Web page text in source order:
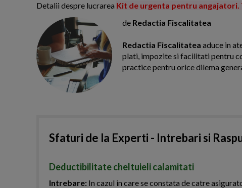
Detalii despre lucrarea Kit de urgenta pentru
de Redactia Fiscalitatea
Redactia Fiscalitatea aduce in
plati, impozite si facilitati pentru
practice pentru orice dilema
Sfaturi de la Experti - Intrebari si
Deductibilitate cheltuieli calamitati
Intrebare: In cazul in care se constata de catre